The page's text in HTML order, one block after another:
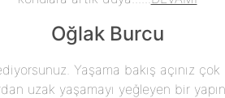
Oğlak Burcu
Yaşama bakış açınız
uzak yaşamayı yeğleyen bir